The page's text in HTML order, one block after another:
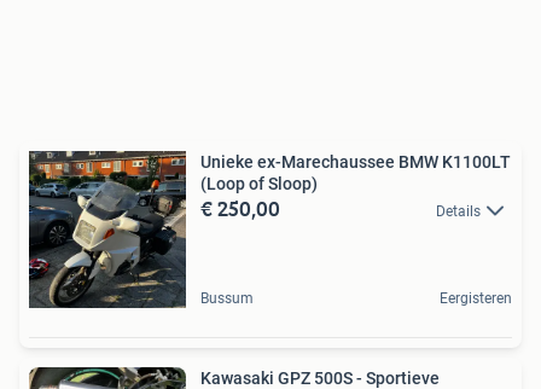
Unieke ex-Marechaussee BMW K1100LT
(Loop of Sloop)
€ 250,00 Details
Bussum Eergisteren
Kawasaki GPZ 500S - Sportieve